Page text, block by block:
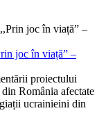
joc în viață” –